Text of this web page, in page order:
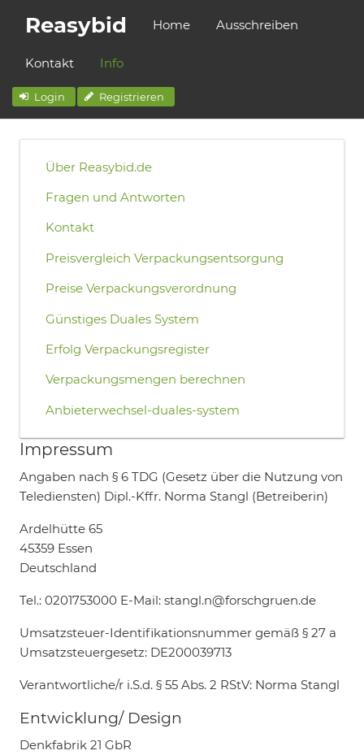
Reasybid Home Ausschreiben
Kontakt Info
Login Registrieren
Über Reasybid.de
Fragen und Antworten
Kontakt
Preisvergleich Verpackungsentsorgung
Preise Verpackungsverordnung
Günstiges Duales System
Erfolg Verpackungsregister
Verpackungsmengen berechnen
Anbieterwechsel-duales-system
Impressum
Angaben nach § 6 TDG (Gesetz über die Nutzung von
Telediensten) Dipl.-Kffr. Norma Stangl (Betreiberin)
Ardelhütte 65
45359 Essen
Deutschland
Tel.: 0201753000 E-Mail: stangl.n@forschgruen.de
Umsatzsteuer-Identifikationsnummer gemäß § 27 a
Umsatzsteuergesetz: DE200039713
Verantwortliche/r i.S.d. § 55 Abs. 2 RStV: Norma Stangl
Entwicklung/ Design
Denkfabrik 21 GbR